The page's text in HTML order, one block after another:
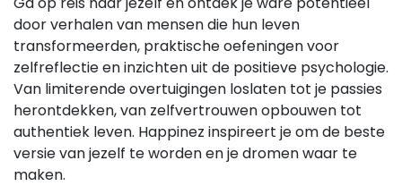
door verhalen van mensen die hun leven
transformeerden, praktische oefeningen voor
zelfreflectie en inzichten uit de positieve psychologie.
Van limiterende overtuigingen loslaten tot je passies
herontdekken, van zelfvertrouwen opbouwen tot
authentiek leven. Happinez inspireert je om de beste
versie van jezelf te worden en je dromen waar te
maken.